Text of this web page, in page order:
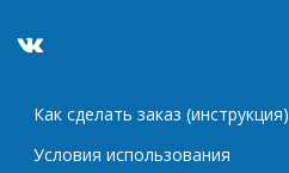
Как сделать заказ (инструкция)
Условия использования